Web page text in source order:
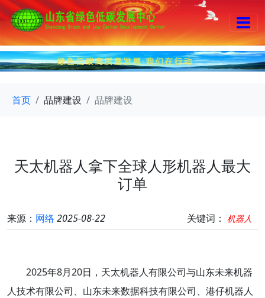
首页 品牌建设 品牌建设
天太机器人拿下全球人形机器人最大
订单
来源： 网络2025-08-22 关键词： 机器人
2025年8月20日，天太机器人有限公司与山东未来机器
人技术有限公司、山东未来数据科技有限公司、港仔机器人